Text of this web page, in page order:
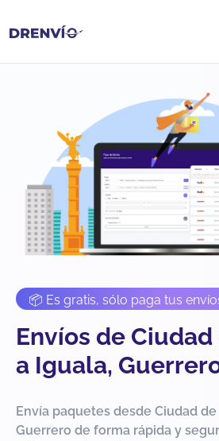
📦 Es gratis, sólo paga tus
Envíos de
a Iguala,
Envía paquetes desde Ciudad
Guerrero de forma rápida y